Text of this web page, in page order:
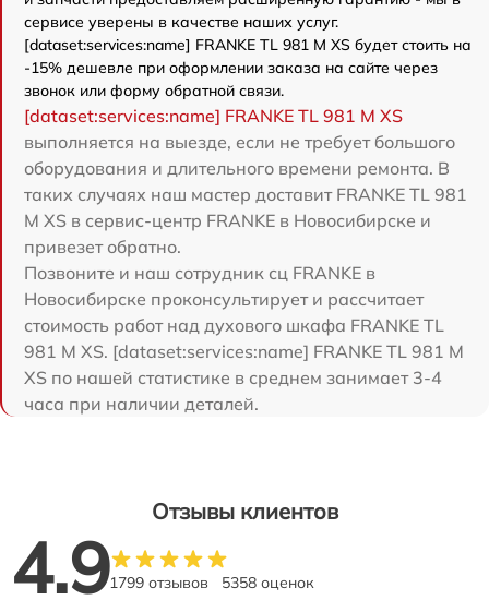
сервисе уверены в качестве наших услуг.
[dataset:services:name] FRANKE TL 981 M XS будет стоить на
-15% дешевле при оформлении заказа на сайте через
звонок или форму обратной связи.
[dataset:services:name] FRANKE TL 981 M XS
выполняется на выезде, если не требует большого
оборудования и длительного времени ремонта. В
таких случаях наш мастер доставит FRANKE TL 981
M XS в сервис-центр FRANKE в Новосибирске и
привезет обратно.
Позвоните и наш сотрудник сц FRANKE в
Новосибирске проконсультирует и рассчитает
стоимость работ над духового шкафа FRANKE TL
981 M XS. [dataset:services:name] FRANKE TL 981 M
XS по нашей статистике в среднем занимает 3-4
часа при наличии деталей.
Отзывы клиентов
4.91799 отзывов 5358 оценок